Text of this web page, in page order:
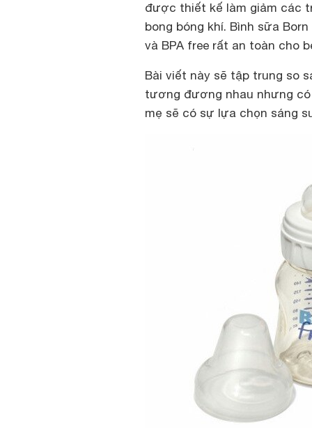
được thiết kế làm giảm các
bong bóng khí. Bình sữa
và BPA free rất an toàn cho
Bài viết này sẽ tập trung so
tương đương nhau nhưng
mẹ sẽ có sự lựa chọn sáng